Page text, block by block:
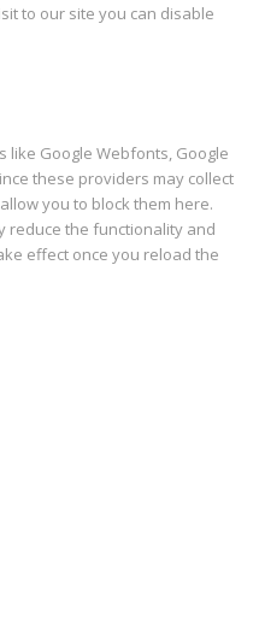
to our site you can disable
Google Webfonts, Google
these providers may collect
you to block them here.
reduce the functionality and
effect once you reload the